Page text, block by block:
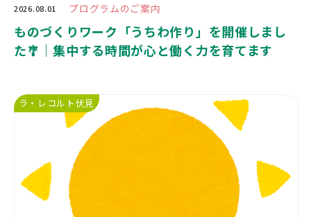
2026.08.01 プログラムのご案内
ものづくりワーク「うちわ作り」を開催しまし
た🎐｜集中する時間が心と働く力を育てます
ラ・レコルト伏見